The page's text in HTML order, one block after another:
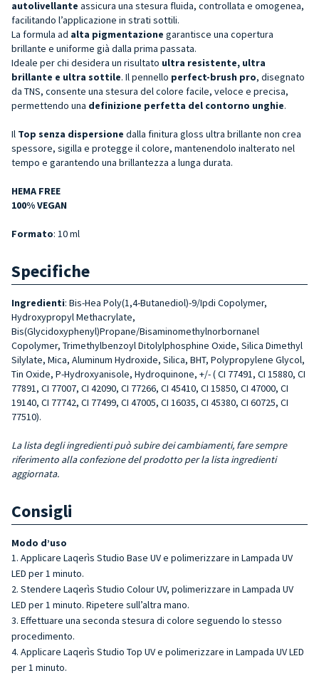
autolivellante assicura una stesura fluida, controllata e omogenea,
facilitando l’applicazione in strati sottili.
La formula ad alta pigmentazione garantisce una copertura
brillante e uniforme già dalla prima passata.
Ideale per chi desidera un risultato ultra resistente, ultra
brillante e ultra sottile. Il pennello perfect-brush pro, disegnato
da TNS, consente una stesura del colore facile, veloce e precisa,
permettendo una definizione perfetta del contorno unghie.
Il Top senza dispersione dalla finitura gloss ultra brillante non crea
spessore, sigilla e protegge il colore, mantenendolo inalterato nel
tempo e garantendo una brillantezza a lunga durata.
HEMA FREE
100% VEGAN
Formato: 10 ml
Specifiche
Ingredienti: Bis-Hea Poly(1,4-Butanediol)-9/Ipdi Copolymer,
Hydroxypropyl Methacrylate,
Bis(Glycidoxyphenyl)Propane/Bisaminomethylnorbornanel
Copolymer, Trimethylbenzoyl Ditolylphosphine Oxide, Silica Dimethyl
Silylate, Mica, Aluminum Hydroxide, Silica, BHT, Polypropylene Glycol,
Tin Oxide, P-Hydroxyanisole, Hydroquinone, +/- ( CI 77491, CI 15880, CI
77891, CI 77007, CI 42090, CI 77266, CI 45410, CI 15850, CI 47000, CI
19140, CI 77742, CI 77499, CI 47005, CI 16035, CI 45380, CI 60725, CI
77510).
La lista degli ingredienti può subire dei cambiamenti, fare sempre
riferimento alla confezione del prodotto per la lista ingredienti
aggiornata.
Consigli
Modo d’uso
Applicare Laqerìs Studio Base UV e polimerizzare in Lampada UV
LED per 1 minuto.
Stendere Laqerìs Studio Colour UV, polimerizzare in Lampada UV
LED per 1 minuto. Ripetere sull’altra mano.
Effettuare una seconda stesura di colore seguendo lo stesso
procedimento.
Applicare Laqerìs Studio Top UV e polimerizzare in Lampada UV LED
per 1 minuto.